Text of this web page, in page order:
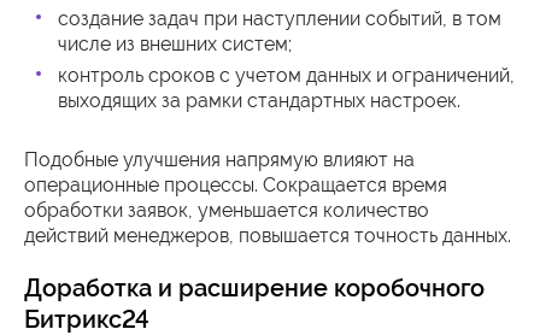
создание задач при наступлении событий, в том
числе из внешних систем;
контроль сроков с учетом данных и ограничений,
выходящих за рамки стандартных настроек.
Подобные улучшения напрямую влияют на
операционные процессы. Сокращается время
обработки заявок, уменьшается количество
действий менеджеров, повышается точность данных.
Доработка и расширение коробочного
Битрикс24